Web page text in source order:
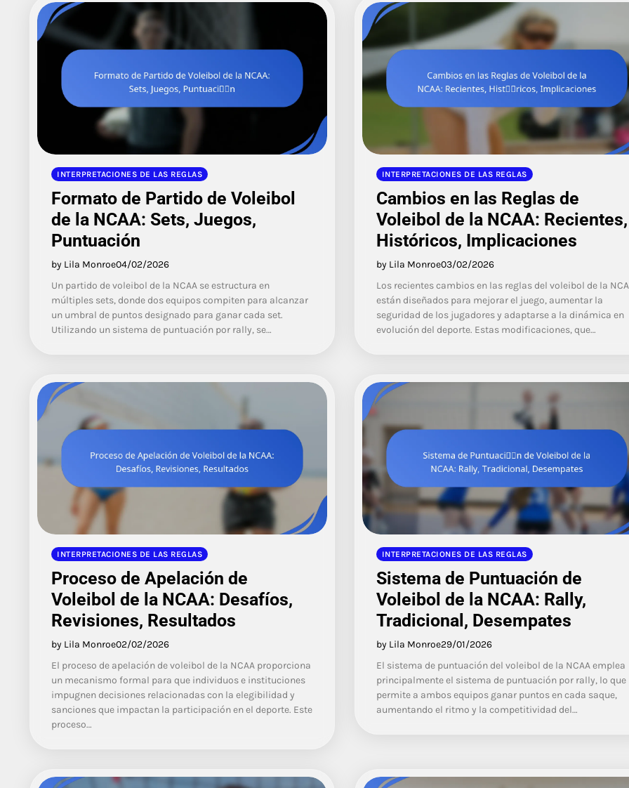
INTERPRETACIONES DE LAS REGLAS
Formato de Partido de Voleibol
de la NCAA: Sets, Juegos,
Puntuación
by Lila Monroe04/02/2026
Un partido de voleibol de la NCAA se estructura en
múltiples sets, donde dos equipos compiten para alcanzar
un umbral de puntos designado para ganar cada set.
Utilizando un sistema de puntuación por rally, se…
INTERPRETACIONES DE LAS REGLAS
Cambios en las Reglas de
Voleibol de la NCAA: Recientes,
Históricos, Implicaciones
by Lila Monroe03/02/2026
Los recientes cambios en las reglas del voleibol de la
están diseñados para mejorar el juego, aumentar la
seguridad de los jugadores y adaptarse a la dinámica en
evolución del deporte. Estas modificaciones, que…
INTERPRETACIONES DE LAS REGLAS
Proceso de Apelación de
Voleibol de la NCAA: Desafíos,
Revisiones, Resultados
by Lila Monroe02/02/2026
El proceso de apelación de voleibol de la NCAA proporciona
un mecanismo formal para que individuos e instituciones
impugnen decisiones relacionadas con la elegibilidad y
sanciones que impactan la participación en el deporte. Este
proceso…
INTERPRETACIONES DE LAS REGLAS
Sistema de Puntuación de
Voleibol de la NCAA: Rally,
Tradicional, Desempates
by Lila Monroe29/01/2026
El sistema de puntuación del voleibol de la NCAA emplea
principalmente el sistema de puntuación por rally, lo que
permite a ambos equipos ganar puntos en cada saque,
aumentando el ritmo y la competitividad del…